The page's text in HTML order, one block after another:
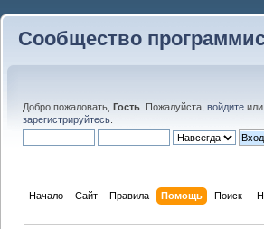
Сообщество
Добро пожаловать, Гость . Пожалуйста, войдите или
зарегистрируйтесь
Начало Сайт Правила Помощь Поиск